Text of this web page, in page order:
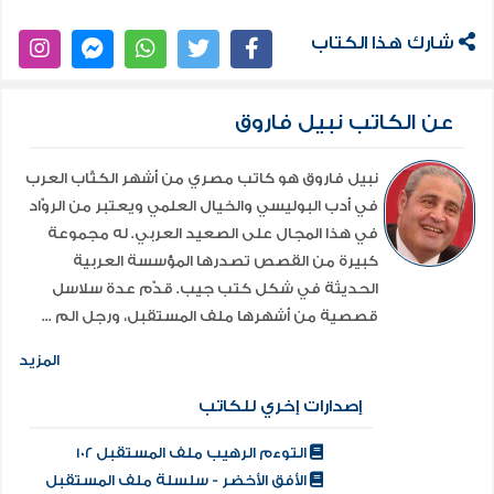
شارك هذا الكتاب
عن الكاتب نبيل فاروق
نبيل فاروق هو كاتب مصري من أشهر الكتّاب العرب
في أدب البوليسي والخيال العلمي ويعتبر من الروّاد
في هذا المجال على الصعيد العربي. له مجموعة
كبيرة من القصص تصدرها المؤسسة العربية
الحديثة في شكل كتب جيب. قدّم عدة سلاسل
قصصية من أشهرها ملف المستقبل، ورجل الم ...
المزيد
إصدارات إخري للكاتب
التوءم الرهيب ملف المستقبل 102
الأفق الأخضر - سلسلة ملف المستقبل